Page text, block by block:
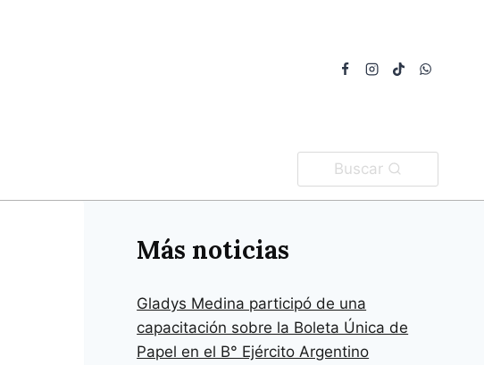
Buscar
Más noticias
Gladys Medina participó de una
capacitación sobre la Boleta Única de
Papel en el B° Ejército Argentino